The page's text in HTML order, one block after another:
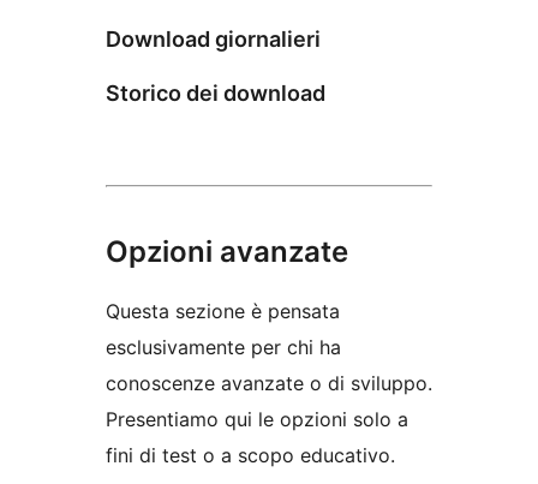
Download giornalieri
Storico dei download
Opzioni avanzate
Questa sezione è pensata
esclusivamente per chi ha
conoscenze avanzate o di sviluppo.
Presentiamo qui le opzioni solo a
fini di test o a scopo educativo.